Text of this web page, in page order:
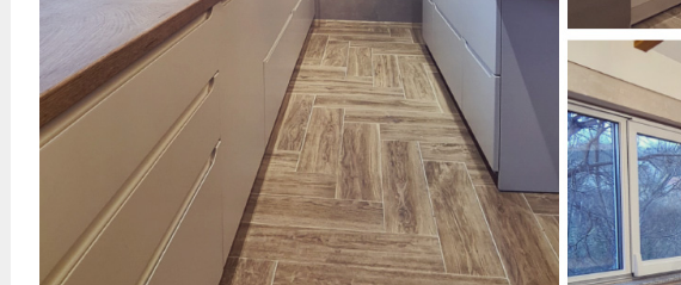
Vrata i
dovratnici
Bijela tehnika Metalna
galanterija
Elektromaterijal Vijčana roba